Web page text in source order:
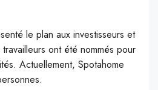
le plan aux investisseurs et
ont été nommés pour
Actuellement, Spotahome